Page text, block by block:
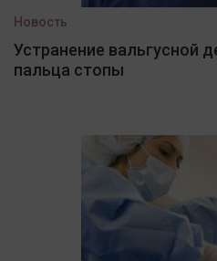
Новость
Устранение вальгусной
пальца стопы